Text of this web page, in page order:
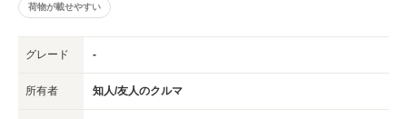
荷物が載せやすい
グレード -
所有者 知人/友人のクルマ